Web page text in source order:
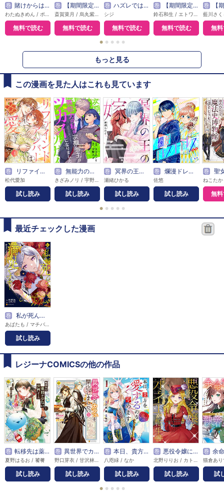
巻 賭けからはじまるサヨナラの恋【単話版】
無料で読む
巻 【期間限定無料】悪女は美しき獣の愛に咲く（単話版）
無料で読む
巻 ハズレではじまる溺愛人生～仕組まれた恋の相手はハイスぺ社長
シジ
無料で読む
巻 【期間限定無料】本好き令嬢は敏腕公爵様とひそやかに恋をする
無料で読む
巻 【期間限定無料
無
● ● ● ● ●
もっと見る
この漫画を見た人はこれも見ています
巻 リファインドアンバーは愛でかがやく
松代愛加
試し読み
巻 無能力の私が次期当主のツガイになりました
試し読み
巻 冥界の王の嫁
瀬緒ひかる
試し読み
巻 爛漫ドレスコードレス
佐悠
試し読み
巻 聖女様に婚約者を奪われたので、
無
● ● ● ● ●
最近チェックした漫画
巻 私が死んで満足ですか？ 疎まれた令嬢の死と、残された人々の破滅について
試し読み
レジーナCOMICSの他の作品
巻 転移先は薬師が少ない世界でした
夏野はるお / 饕餮
試し読み
巻 異世界でカフェを開店しました。
試し読み
巻 本日、貴方を愛するのをやめます 王妃と不倫した貴方が悪いのですよ？
八咫緑 / なか
試し読み
巻 悪役令嬢にオネエが転生したけど何も問題がない件
試し読み
巻 余命宣告を受けたので私を顧
試
● ● ● ● ●